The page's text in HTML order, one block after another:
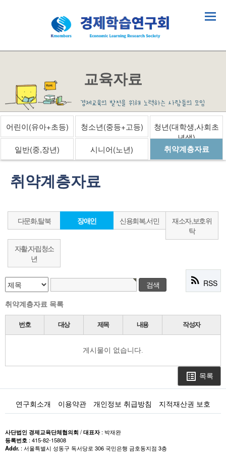
교육자료
어린이(유아+초등) 청소년(중등+고등)
청년(대학생,사회초
년생)
일반(중,장년)
시니어(노년) 취약계층자료
취약계층자료
다문화,탈북 장애인 신용회복,서민
재소자,보호위
탁
자활,자립청소
년
rss_feed RSS
취약계층자료 목록
번호 대상 제목 내용 작성자
게시물이 없습니다.
list_alt 목록
연구회소개 이용약관 개인정보 취급방침 지적재산권 보호
사단법인 경제교육단체협의회 /대표자: 박재완
등록번호 : 415-82-15808
Addr. : 서울특별시 성동구 독서당로 306 국민은행 금호동지점 3층